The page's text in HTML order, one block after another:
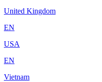
United Kingdom
EN
USA
EN
Vietnam